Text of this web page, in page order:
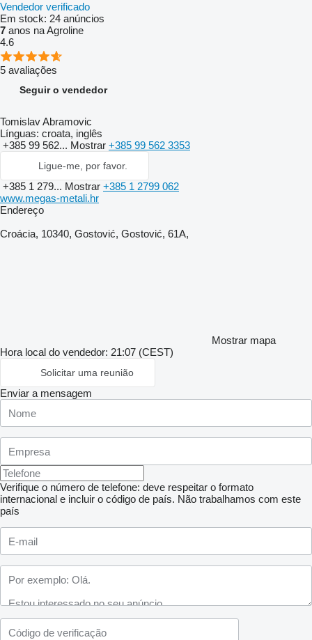
Vendedor verificado
Em stock: 24 anúncios
7 anos na Agroline
4.6
5 avaliações
Seguir o vendedor
Tomislav Abramovic
Línguas: croata, inglês
+385 99 562... Mostrar +385 99 562 3353
Ligue-me, por favor.
+385 1 279... Mostrar +385 1 2799 062
www.megas-metali.hr
Endereço
Croácia, 10340, Gostović, Gostović, 61A,
Mostrar mapa
Hora local do vendedor: 21:07 (CEST)
Solicitar uma reunião
Enviar a mensagem
Verifique o número de telefone: deve respeitar o formato
internacional e incluir o código de país. Não trabalhamos com este
país